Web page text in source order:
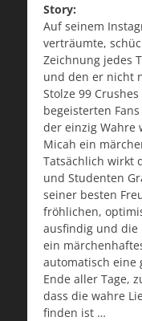
Story:
Auf seinem
verträumte,
Zeichnung jedes
und den er nicht
Stolze 99
begeisterten
der einzig Wahre
Micah ein
Tatsächlich wirkt
und Studenten
seiner besten
fröhlichen,
ausfindig und die
ein
automatisch eine
Ende aller Tage,
dass die wahre
finden ist …